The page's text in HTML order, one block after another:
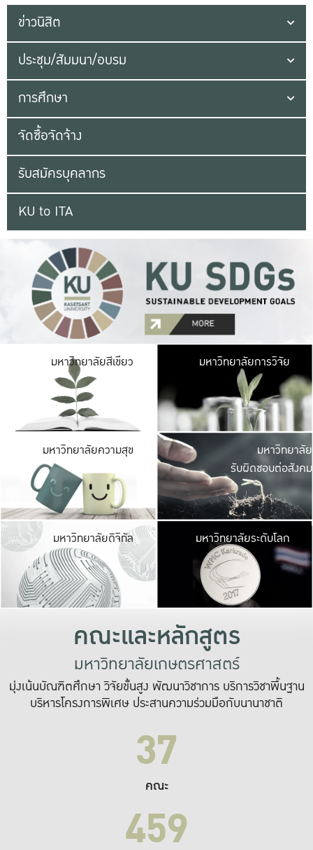
ข่าวนิสิต
ประชุม/สัมมนา/อบรม
การศึกษา
จัดซื้อจัดจ้าง
รับสมัครบุคลากร
KU to ITA
มหาวิทยาลัยสีเขียว มหาวิ
มีพื้นที่เขียวสดใส
เป็นป่าในเมือง เกษต
มหาวิทยาลัยการวิจัย
มหาวิทยาลัยความสุข มหาวิ
ค
เปิดประ
และพบเรื่องราวใ
มหาวิทยาลัย
รับผิดชอบต่อสังคม
มหาวิทยาลัยดิจิทัล มหาวิ
เปลี่ยนแปลง แล
เพื่อทำง
ระบบสารสนเทศ
มหาวิทยาลัยระดับโลก
คณะและหลักสูตร
มหาวิทยาลัยเกษตรศาสตร์
มุ่งเน้นบัณฑิตศึกษา วิจัยขั้นสูง พัฒนาวิชาการ บริการวิชาพื้นฐาน
บริหารโครงการพิเศษ ประสานความร่วมมือกับนานาชาติ
37
คณะ
459